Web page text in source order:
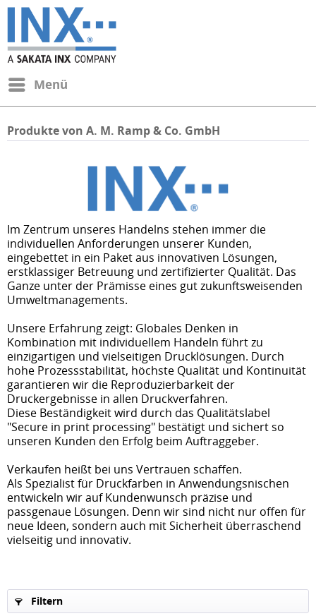
Menü
Produkte von A. M. Ramp & Co. GmbH
Im Zentrum unseres Handelns stehen immer die
individuellen Anforderungen unserer Kunden,
eingebettet in ein Paket aus innovativen Lösungen,
erstklassiger Betreuung und zertifizierter Qualität. Das
Ganze unter der Prämisse eines gut zukunftsweisenden
Umweltmanagements.
Unsere Erfahrung zeigt: Globales Denken in
Kombination mit individuellem Handeln führt zu
einzigartigen und vielseitigen Drucklösungen. Durch
hohe Prozessstabilität, höchste Qualität und Kontinuität
garantieren wir die Reproduzierbarkeit der
Druckergebnisse in allen Druckverfahren.
Diese Beständigkeit wird durch das Qualitätslabel
"Secure in print processing" bestätigt und sichert so
unseren Kunden den Erfolg beim Auftraggeber.
Verkaufen heißt bei uns Vertrauen schaffen.
Als Spezialist für Druckfarben in Anwendungsnischen
entwickeln wir auf Kundenwunsch präzise und
passgenaue Lösungen. Denn wir sind nicht nur offen für
neue Ideen, sondern auch mit Sicherheit überraschend
vielseitig und innovativ.
Filtern